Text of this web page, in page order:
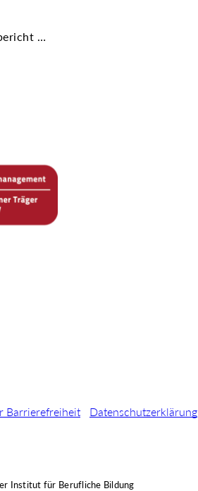
Schulinspektionsbericht BS 29
Barrierefreiheit Datenschutzerklärung
Institut für Berufliche Bildung